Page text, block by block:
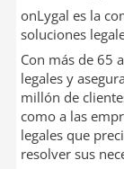
onLygal es la
soluciones
Con más de 65
legales y
millón de
como a las
legales que
resolver sus